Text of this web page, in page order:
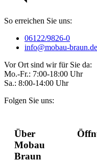
So erreichen Sie uns:
06122/9826-0
info@mobau-braun.de
Vor Ort sind wir für Sie da:
Mo.-Fr.: 7:00-18:00 Uhr
Sa.: 8:00-14:00 Uhr
Folgen Sie uns:
Über
Mobau
Braun